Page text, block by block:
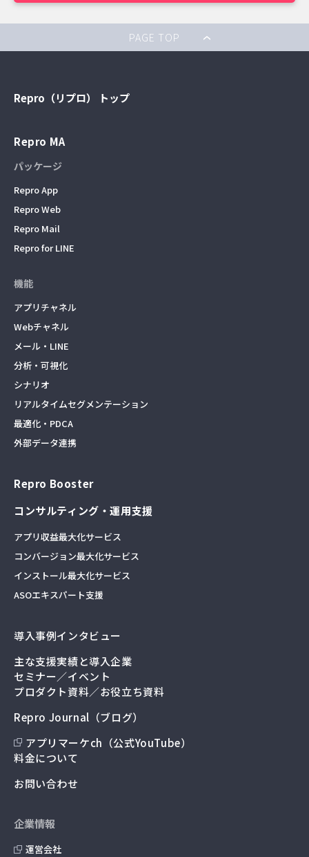
PAGE TOP
Repro（リプロ） トップ
Repro MA
パッケージ
Repro App
Repro Web
Repro Mail
Repro for LINE
機能
アプリチャネル
Webチャネル
メール・LINE
分析・可視化
シナリオ
リアルタイムセグメンテーション
最適化・PDCA
外部データ連携
Repro Booster
コンサルティング・運用支援
アプリ収益最大化サービス
コンバージョン最大化サービス
インストール最大化サービス
ASOエキスパート支援
導入事例インタビュー
主な支援実績と導入企業
セミナー／イベント
プロダクト資料／お役立ち資料
Repro Journal（ブログ）
アプリマーケch（公式YouTube）
料金について
お問い合わせ
企業情報
運営会社